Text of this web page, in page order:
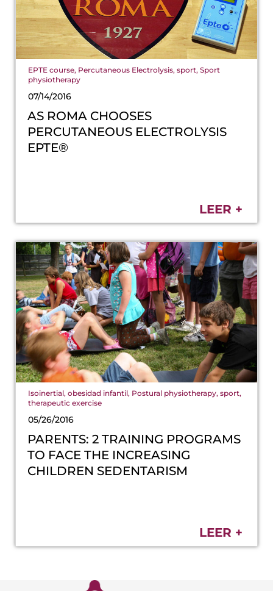
EPTE course, Percutaneous Electrolysis, sport, Sport
physiotherapy
07/14/2016
AS ROMA CHOOSES
PERCUTANEOUS ELECTROLYSIS
EPTE®
LEER +
Isoinertial, obesidad infantil, Postural physiotherapy, sport,
therapeutic exercise
05/26/2016
PARENTS: 2 TRAINING PROGRAMS
TO FACE THE INCREASING
CHILDREN SEDENTARISM
LEER +